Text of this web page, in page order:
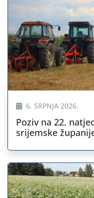
6. SRPNJA 2026.
Poziv na 22.
srijemske